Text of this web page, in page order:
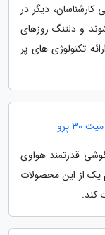
دیگر در
و دلتنگ روزهای
تکنولوژی های پر
قدرتمند هواوی
کدام یک از این محصولات
کند.